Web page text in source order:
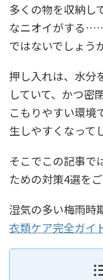
多くの物を収納し
なニオイがする
ではないでしょう
押し入れは、水分
していて、かつ密
こもりやすい環境
生しやすくなって
そこでこの記事で
ための対策4選を
湿気の多い梅雨時
衣類ケア完全ガイ